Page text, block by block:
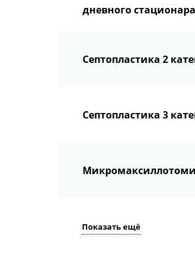
дневного
Септопластика 2
Септопластика 3
Показать ещё